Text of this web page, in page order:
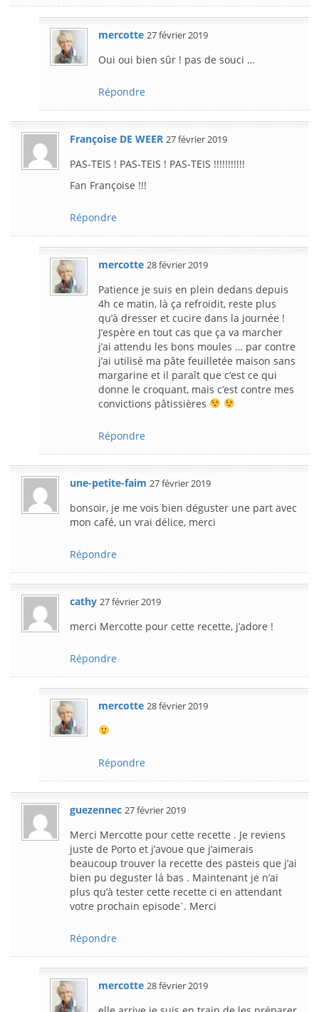
mercotte 27 février 2019
Oui oui bien sûr ! pas de souci …
Répondre
Françoise DE WEER 27 février 2019
PAS-TEIS ! PAS-TEIS ! PAS-TEIS !!!!!!!!!!!
Fan Françoise !!!
Répondre
mercotte 28 février 2019
Patience je suis en plein dedans depuis
4h ce matin, là ça refroidit, reste plus
qu’à dresser et cucire dans la journée !
J’espère en tout cas que ça va marcher
j’ai attendu les bons moules … par contre
j’ai utilisé ma pâte feuilletée maison sans
margarine et il paraît que c’est ce qui
donne le croquant, mais c’est contre mes
convictions pâtissières
Répondre
une-petite-faim 27 février 2019
bonsoir, je me vois bien déguster une part avec
mon café, un vrai délice, merci
Répondre
cathy 27 février 2019
merci Mercotte pour cette recette, j’adore !
Répondre
mercotte 28 février 2019
Répondre
guezennec 27 février 2019
Merci Mercotte pour cette recette . Je reviens
juste de Porto et j’avoue que j’aimerais
beaucoup trouver la recette des pasteis que j’ai
bien pu deguster lá bas . Maintenant je n’ai
plus qu’à tester cette recette ci en attendant
votre prochain episodeˋ. Merci
Répondre
mercotte 28 février 2019